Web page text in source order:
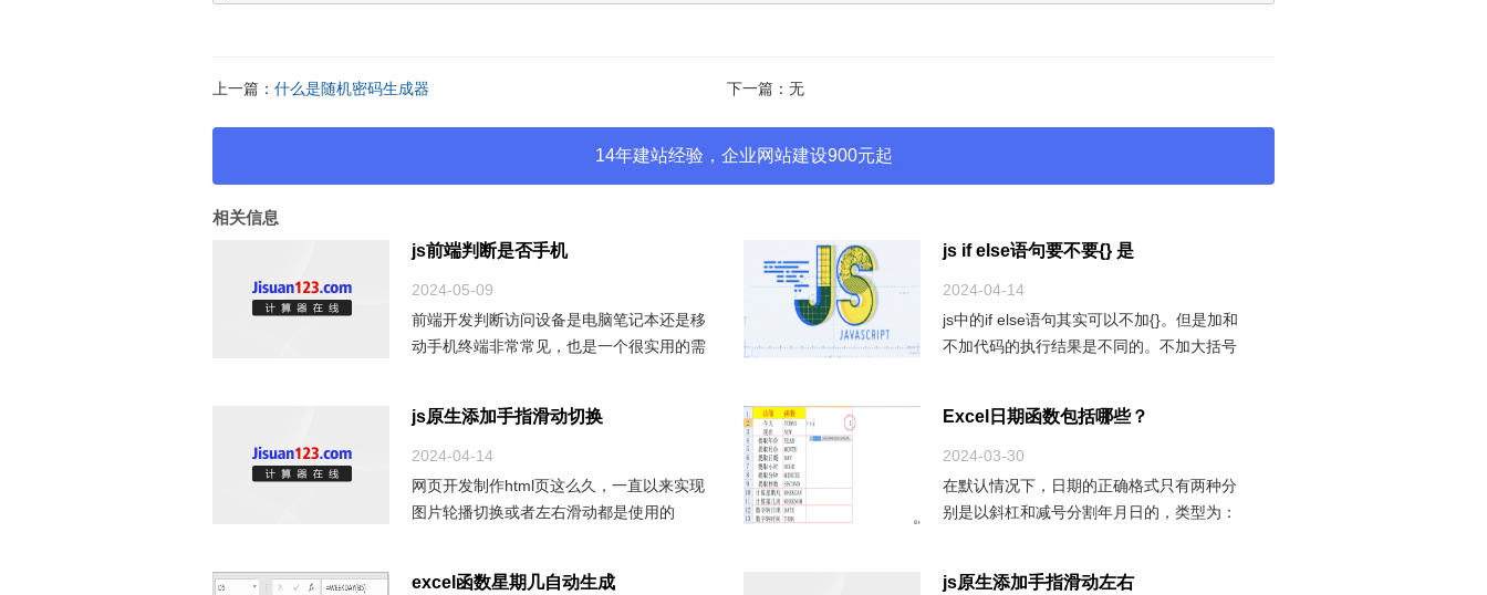
上一篇： 什么是随机密码生成器 下一篇： 无
14年建站经验，企业网站建设900元起
相关信息
js前端判断是否手机
2024-05-09
前端开发判断访问设备是电脑笔记本还是移
动手机终端非常常见，也是一个很实用的需
js if else语句要不要{} 是
2024-04-14
js中的if else语句其实可以不加{}。但是加和
不加代码的执行结果是不同的。不加大括号
js原生添加手指滑动切换
2024-04-14
网页开发制作html页这么久，一直以来实现
图片轮播切换或者左右滑动都是使用的
Excel日期函数包括哪些？
2024-03-30
在默认情况下，日期的正确格式只有两种分
别是以斜杠和减号分割年月日的，类型为：
excel函数星期几自动生成 js原生添加手指滑动左右